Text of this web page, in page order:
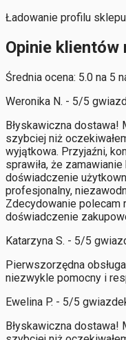
Ładowanie profilu
Opinie klientów
Średnia ocena: 5.0 na 5
Weronika N. - 5/5
Błyskawiczna dostawa!
szybciej niż
wyjątkowa. Przyjaźni,
sprawiła, że
doświadczenie
profesjonalny,
Zdecydowanie polecam
doświadczenie
Katarzyna S. - 5/5
Pierwszorzędna
niezwykle pomocny i
Ewelina P. - 5/5
Błyskawiczna dostawa!